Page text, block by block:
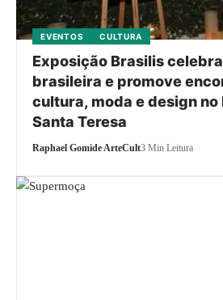
EVENTOS CULTURA
Exposição Brasilis
brasileira e promove
cultura, moda e design no
Santa Teresa
Raphael Gomide ArteCult3 Min Leitura